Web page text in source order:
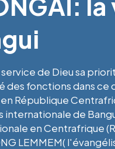
de Dieu sa
des fonctions dans
République
internationale de
en Centrafrique
LEMMEM(